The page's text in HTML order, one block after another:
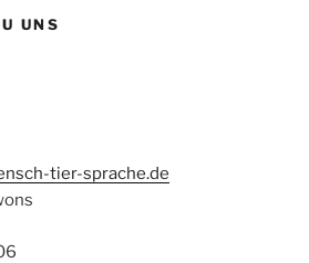
UNS
tier-sprache.de